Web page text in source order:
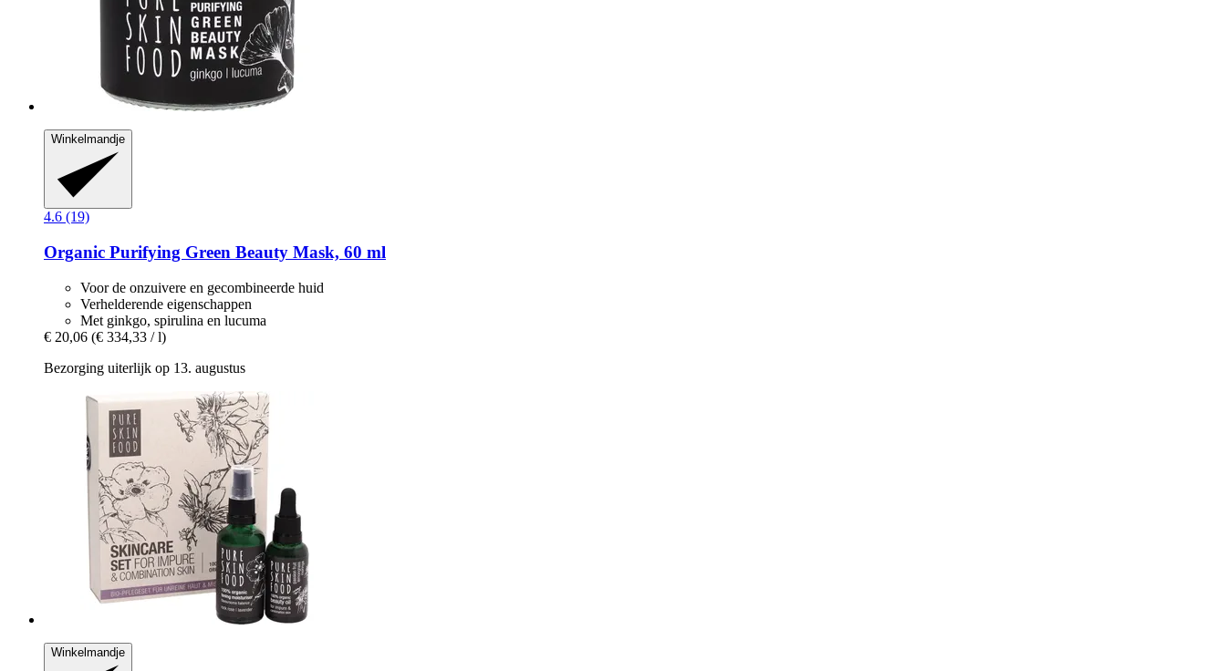
Winkelmandje
4.6 (19)
Organic Purifying Green Beauty Mask, 60 ml
Voor de onzuivere en gecombineerde huid
Verhelderende eigenschappen
Met ginkgo, spirulina en lucuma
€ 20,06 (€ 334,33 / l)
Bezorging uiterlijk op 13. augustus
Winkelmandje